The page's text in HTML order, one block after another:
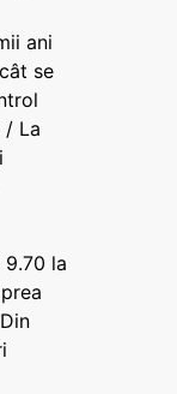
ani
se
/ La
la